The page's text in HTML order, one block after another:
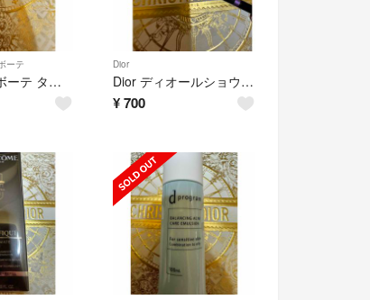
ーテ
クレドポーボーテ タンプードルエクラ II オークル20 ＆下地
Dior
Dior ディオールショウ スティロ ウォータープルーフ パーリーライラック
¥700